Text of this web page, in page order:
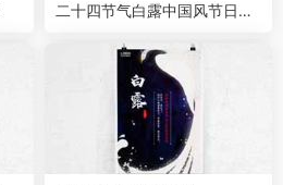
二十四节气白露中国风节日海